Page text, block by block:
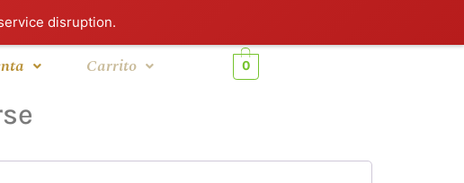
disruption.
Carrito 0